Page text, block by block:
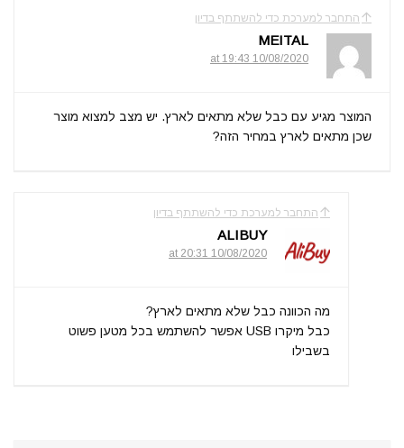
התחבר למערכת כדי להשתתף בדיון
MEITAL
10/08/2020 at 19:43
המוצר מגיע עם כבל שלא מתאים לארץ. יש מצב למצוא מוצר
שכן מתאים לארץ במחיר הזה?
התחבר למערכת כדי להשתתף בדיון
ALIBUY
10/08/2020 at 20:31
מה הכוונה כבל שלא מתאים לארץ?
כבל מיקרו USB אפשר להשתמש בכל מטען פשוט
בשבילו